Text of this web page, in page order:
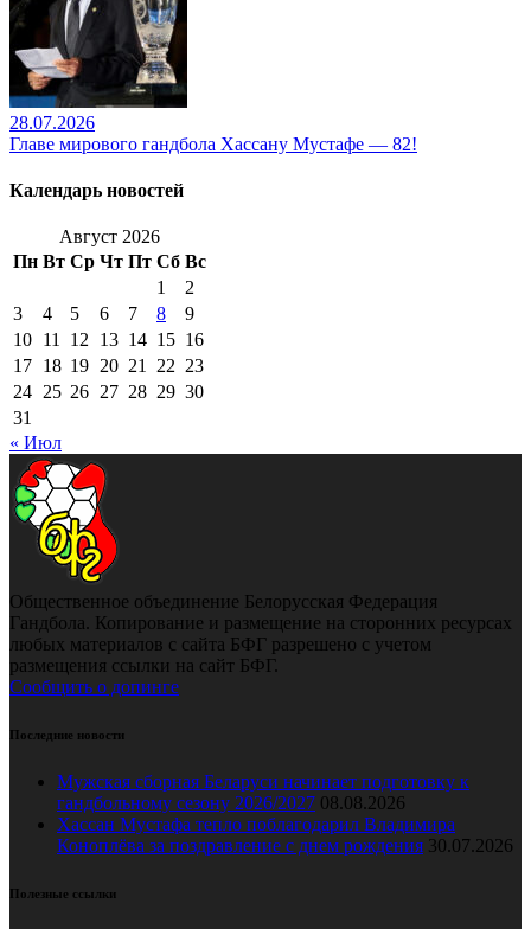
28.07.2026
Главе мирового гандбола Хассану Мустафе — 82!
Календарь новостей
Август 2026
Пн Вт Ср Чт Пт Сб Вс
1
2
3
4 5 6 7 8
9
10 11 12 13 14 15 16
17 18 19 20 21 22 23
24 25 26 27 28 29 30
31
« Июл
Общественное объединение Белорусская Федерация
Гандбола. Копирование и размещение на сторонних ресурсах
любых материалов с сайта БФГ разрешено с учетом
размещения ссылки на сайт БФГ.
Сообщить о допинге
Последние новости
Мужская сборная Беларуси начинает подготовку к
гандбольному сезону 2026/2027 08.08.2026
Хассан Мустафа тепло поблагодарил Владимира
Коноплёва за поздравление с днем рождения 30.07.2026
Полезные ссылки